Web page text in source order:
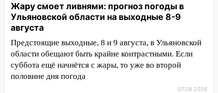
16:26
В Ульяновске бесплатно покажут
матч «Волги» под открытым небом
16:12
разработают отечественный прибор для
цифровой ПЦР
15:47 Ульяновцы могут вернуть деньги
за абонементы закрывшегося фитнес-
Жару смоет ливнями: прогноз погоды в
Ульяновской области на выходные 8-9
августа
Предстоящие выходные, 8 и 9 августа, в Ульяновской
области обещают быть крайне контрастными. Если
суббота ещё начнётся с жары, то уже во второй
половине дня погода
07.08.2026